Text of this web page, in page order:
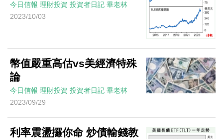
今日信報 理財投資 投資者日記 畢老林
2023/10/03
幣值嚴重高估vs美經濟特殊
論
今日信報 理財投資 投資者日記 畢老林
2023/09/29
利率震盪攞你命 炒債輸錢教